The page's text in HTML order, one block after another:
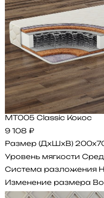
MT005 Classic Кокос
9 108 ₽
Размер (ДхШхВ)
Уровень мягкости
Система разложения
Изменение размера